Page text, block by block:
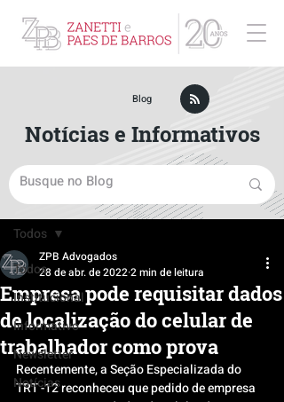
Post
Todos
Institucional
Informativo
Newsletter
Notícias
Todos
Empresa pode requisitar dados
de localização do celular de
trabalhador como prova
ZPB Advogados
28 de abr. de 20222 min de leitura
Recentemente, a Seção Especializada do
TRT -12 reconheceu que pedido de empresa
Blog
Notícias e Informativos